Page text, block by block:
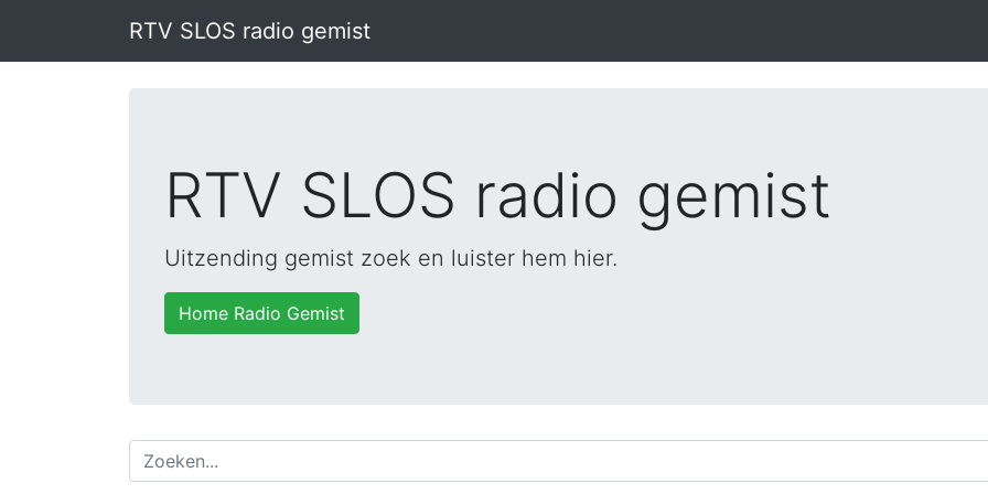
RTV SLOS radio gemist
RTV SLOS radio gemist
Uitzending gemist zoek en luister hem hier.
Home Radio Gemist